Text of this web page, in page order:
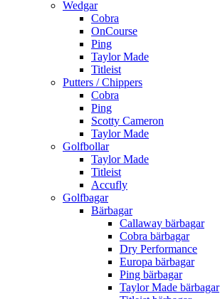
Wedgar
Cobra
OnCourse
Ping
Taylor Made
Titleist
Putters / Chippers
Cobra
Ping
Scotty Cameron
Taylor Made
Golfbollar
Taylor Made
Titleist
Accufly
Golfbagar
Bärbagar
Callaway bärbagar
Cobra bärbagar
Dry Performance
Europa bärbagar
Ping bärbagar
Taylor Made bärbagar